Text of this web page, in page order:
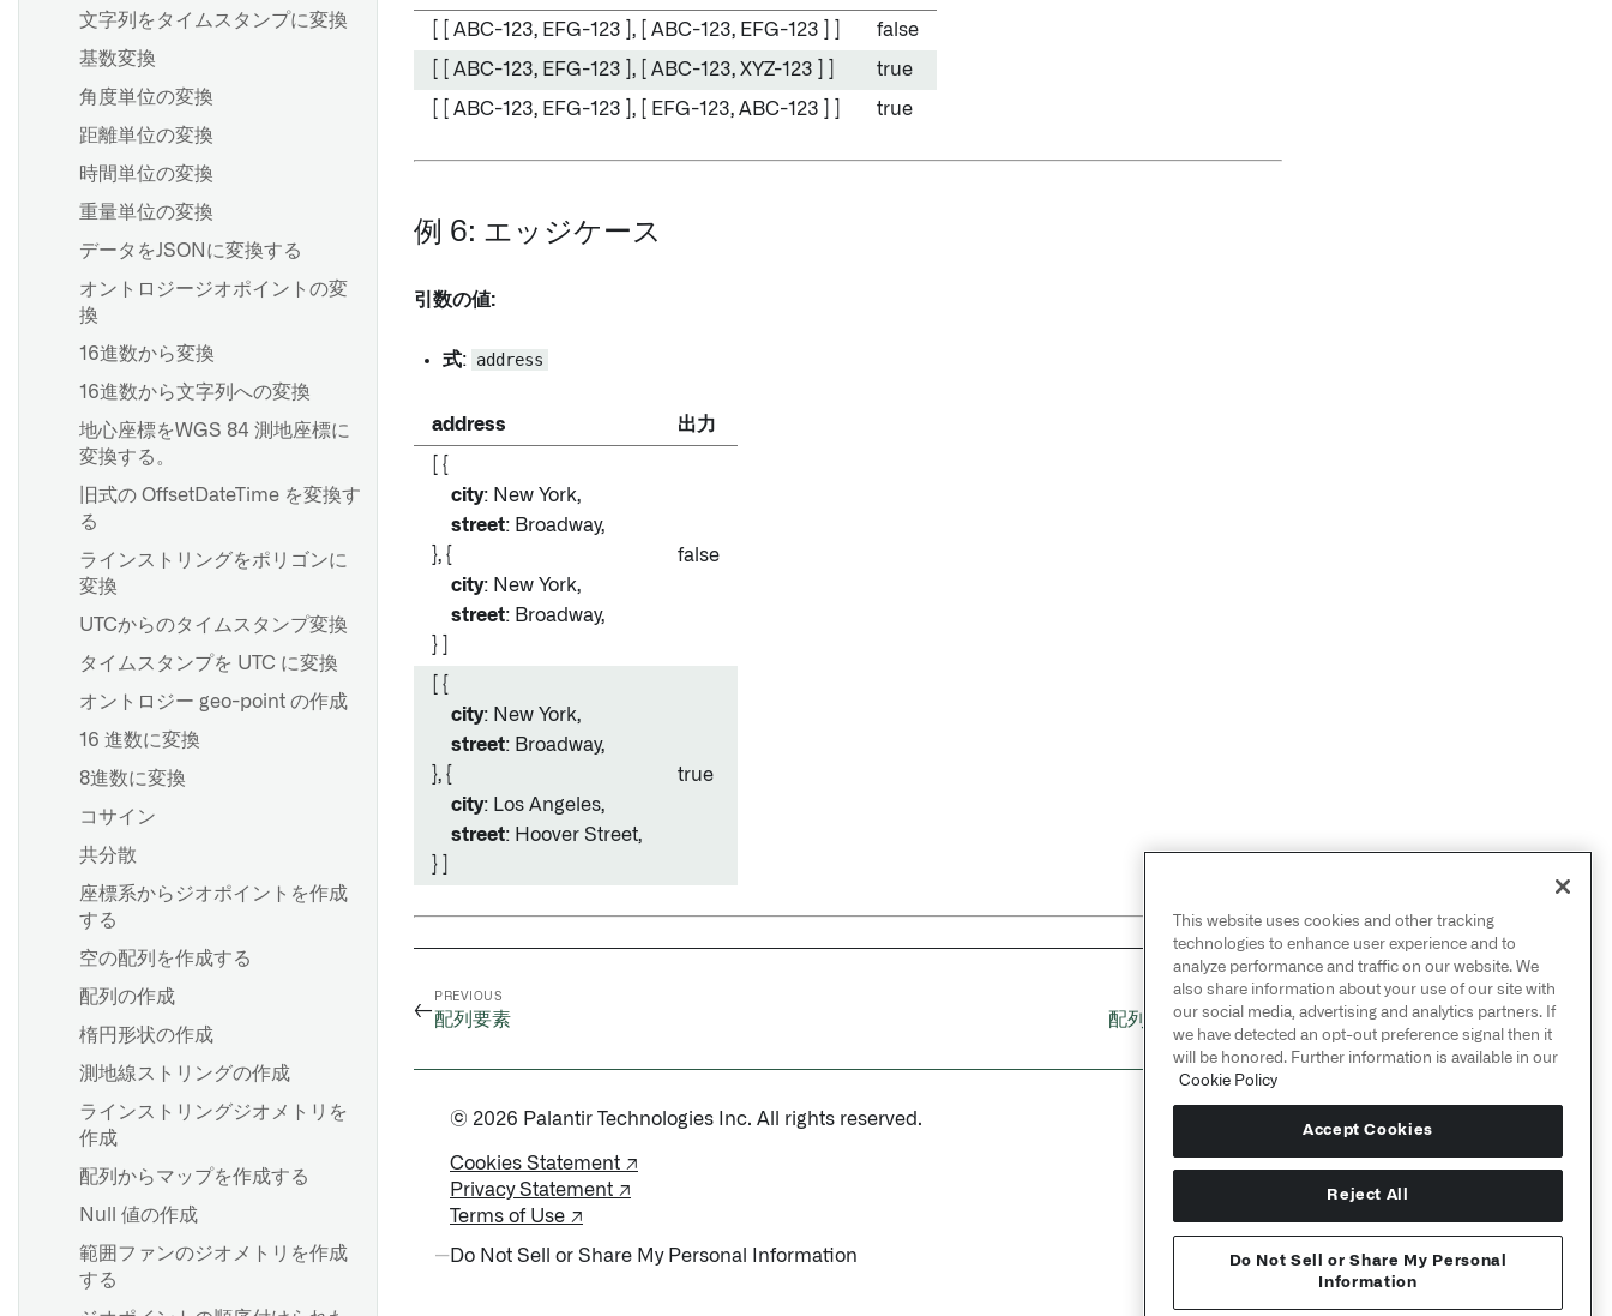
SuiteAnalytics
Oracle NetSuite SuiteQL
Oracle NetSuite SuiteTalk
文字列をタイムスタンプに変換
基数変換
角度単位の変換
距離単位の変換
時間単位の変換
重量単位の変換
データをJSONに変換する
オントロジージオポイントの変
換
16進数から変換
16進数から文字列への変換
地心座標をWGS 84 測地座標に
変換する。
旧式の OffsetDateTime を変換す
る
ラインストリングをポリゴンに
変換
UTCからのタイムスタンプ変換
タイムスタンプを UTC に変換
オントロジー geo-point の作成
16 進数に変換
8進数に変換
コサイン
共分散
座標系からジオポイントを作成
する
空の配列を作成する
配列の作成
楕円形状の作成
測地線ストリングの作成
ラインストリングジオメトリを
作成
配列からマップを作成する
Null 値の作成
範囲ファンのジオメトリを作成
する
[ [ ABC-123, EFG-123 ], [ ABC-123, EFG-123 ] ] false
[ [ ABC-123, EFG-123 ], [ ABC-123, XYZ-123 ] ] true
[ [ ABC-123, EFG-123 ], [ EFG-123, ABC-123 ] ] true
例 6: エッジケース
引数の値:
式: address
address 出力
[ {
city: New York,
street: Broadway,
}, {
city: New York,
street: Broadway,
} ]
false
[ {
city: New York,
street: Broadway,
}, {
city: Los Angeles,
street: Hoover Street,
} ]
true
←
PREVIOUS
配列要素
NEXT
配列のフラット化→
© 2026 Palantir Technologies Inc. All rights reserved.
Cookies Statement ↗
Privacy Statement ↗
Terms of Use ↗
Do Not Sell or Share My Personal Information
This website uses cookies and other tracking
technologies to enhance user experience and to
analyze performance and traffic on our website. We
also share information about your use of our site with
our social media, advertising and analytics partners. If
we have detected an opt-out preference signal then it
will be honored. Further information is available in our
Cookie Policy
Accept Cookies
Reject All
Do Not Sell or Share My Personal
Information